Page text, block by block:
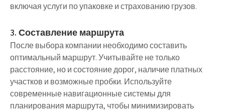
включая услуги по упаковке и страхованию грузов.
3. Составление маршрута
После выбора компании необходимо составить
оптимальный маршрут. Учитывайте не только
расстояние, но и состояние дорог, наличие платных
участков и возможные пробки. Используйте
современные навигационные системы для
планирования маршрута, чтобы минимизировать